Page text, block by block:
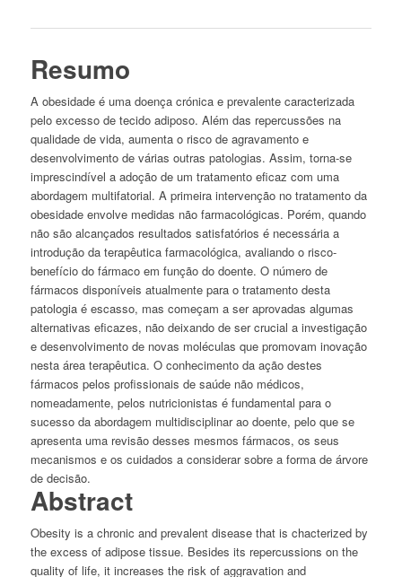
Resumo
A obesidade é uma doença crónica e prevalente caracterizada
pelo excesso de tecido adiposo. Além das repercussões na
qualidade de vida, aumenta o risco de agravamento e
desenvolvimento de várias outras patologias. Assim, torna-se
imprescindível a adoção de um tratamento eficaz com uma
abordagem multifatorial. A primeira intervenção no tratamento da
obesidade envolve medidas não farmacológicas. Porém, quando
não são alcançados resultados satisfatórios é necessária a
introdução da terapêutica farmacológica, avaliando o risco-
benefício do fármaco em função do doente. O número de
fármacos disponíveis atualmente para o tratamento desta
patologia é escasso, mas começam a ser aprovadas algumas
alternativas eficazes, não deixando de ser crucial a investigação
e desenvolvimento de novas moléculas que promovam inovação
nesta área terapêutica. O conhecimento da ação destes
fármacos pelos profissionais de saúde não médicos,
nomeadamente, pelos nutricionistas é fundamental para o
sucesso da abordagem multidisciplinar ao doente, pelo que se
apresenta uma revisão desses mesmos fármacos, os seus
mecanismos e os cuidados a considerar sobre a forma de árvore
de decisão.
Abstract
Obesity is a chronic and prevalent disease that is chacterized by
the excess of adipose tissue. Besides its repercussions on the
quality of life, it increases the risk of aggravation and